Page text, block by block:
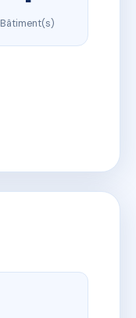
Bâtiment(s)